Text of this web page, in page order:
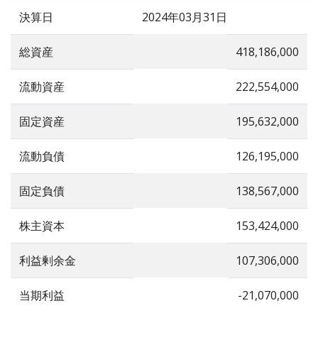
決算日 2024年03月31日
総資産 418,186,000
流動資産 222,554,000
固定資産 195,632,000
流動負債 126,195,000
固定負債 138,567,000
株主資本 153,424,000
利益剰余金 107,306,000
当期利益 -21,070,000